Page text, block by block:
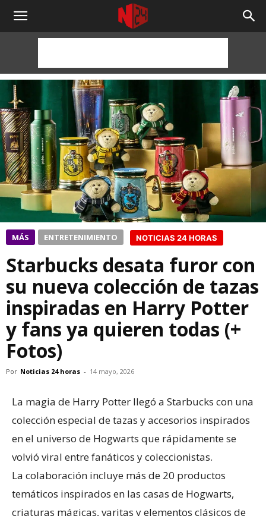
NOTICIAS
HORAS
MÁS ENTRETENIMIENTO NOTICIAS 24 HORAS
Starbucks desata furor con
su nueva colección de tazas
inspiradas en Harry Potter
y fans ya quieren todas (+
Fotos)
Por Noticias 24 horas - 14 mayo, 2026
La magia de Harry Potter llegó a Starbucks con una
colección especial de tazas y accesorios inspirados
en el universo de Hogwarts que rápidamente se
volvió viral entre fanáticos y coleccionistas.
La colaboración incluye más de 20 productos
temáticos inspirados en las casas de Hogwarts,
criaturas mágicas, varitas y elementos clásicos de